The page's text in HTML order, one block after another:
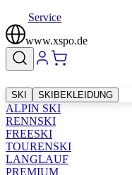
Service
www.xspo.de
SKI SKIBEKLEIDUNG
ALPIN SKI
RENNSKI
FREESKI
TOURENSKI
LANGLAUF
PREMIUM